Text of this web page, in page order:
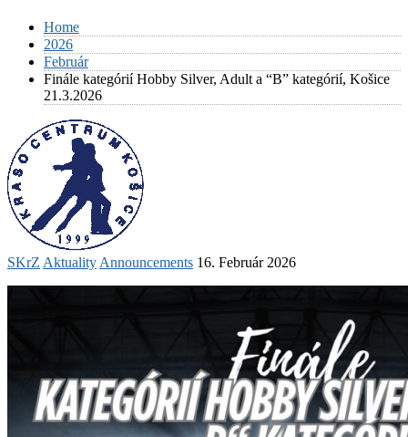
Home
2026
Február
Finále kategórií Hobby Silver, Adult a “B” kategórií, Košice
21.3.2026
SKrZ Aktuality Announcements 16. Február 2026